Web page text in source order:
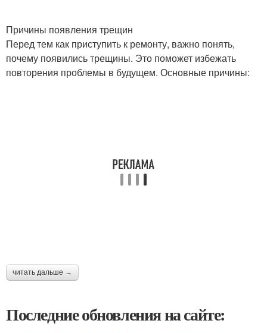
Причины появления трещин
Перед тем как приступить к ремонту, важно понять,
почему появились трещины. Это поможет избежать
повторения проблемы в будущем. Основные причины:
читать дальше →
Последние обновления на сайте: